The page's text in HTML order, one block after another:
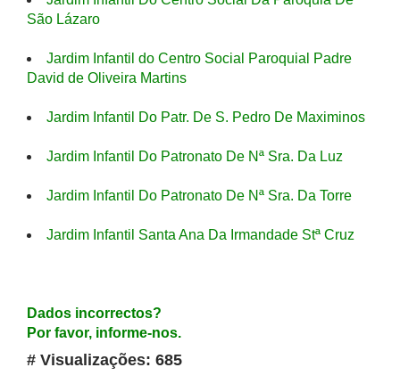
São Lázaro
Jardim Infantil do Centro Social Paroquial Padre
David de Oliveira Martins
Jardim Infantil Do Patr. De S. Pedro De Maximinos
Jardim Infantil Do Patronato De Nª Sra. Da Luz
Jardim Infantil Do Patronato De Nª Sra. Da Torre
Jardim Infantil Santa Ana Da Irmandade Stª Cruz
Dados incorrectos?
Por favor, informe-nos.
# Visualizações: 685